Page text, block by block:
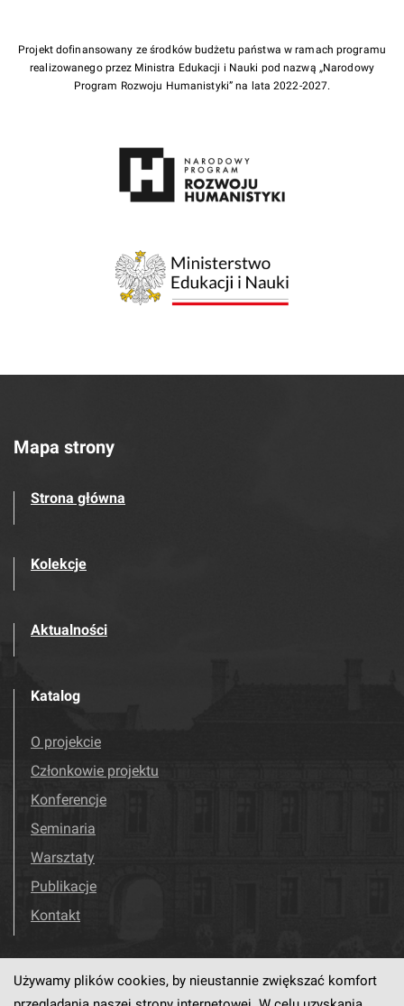
Projekt dofinansowany ze środków budżetu państwa w ramach programu
realizowanego przez Ministra Edukacji i Nauki pod nazwą „Narodowy
Program Rozwoju Humanistyki” na lata 2022-2027.
Mapa strony
Strona główna
Kolekcje
Aktualności
Katalog
O projekcie
Członkowie projektu
Konferencje
Seminaria
Warsztaty
Publikacje
Kontakt
Odwiedź nas! Facebook
Używamy plików cookies, by nieustannie zwiększać komfort